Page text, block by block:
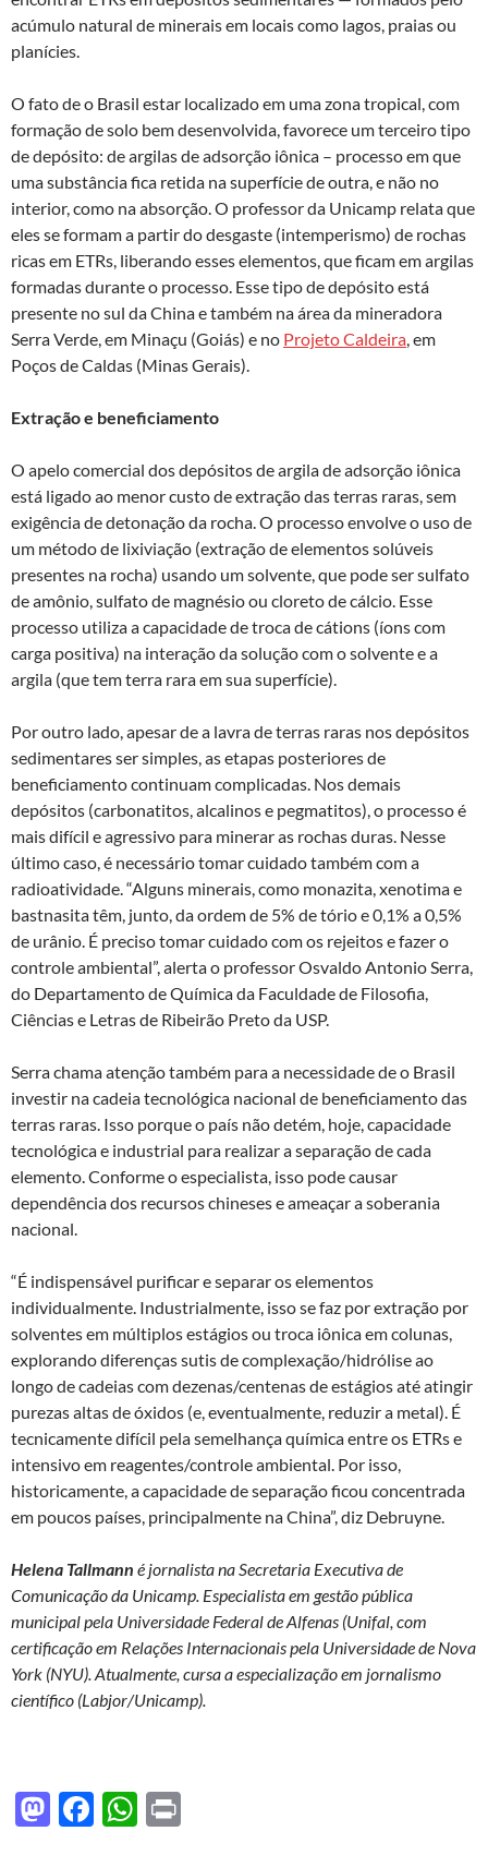
acúmulo natural de minerais em locais como lagos, praias ou
planícies.
O fato de o Brasil estar localizado em uma zona tropical, com
formação de solo bem desenvolvida, favorece um terceiro tipo
de depósito: de argilas de adsorção iônica – processo em que
uma substância fica retida na superfície de outra, e não no
interior, como na absorção. O professor da Unicamp relata que
eles se formam a partir do desgaste (intemperismo) de rochas
ricas em ETRs, liberando esses elementos, que ficam em argilas
formadas durante o processo. Esse tipo de depósito está
presente no sul da China e também na área da mineradora
Serra Verde, em Minaçu (Goiás) e no Projeto Caldeira , em
Poços de Caldas (Minas Gerais).
Extração e beneficiamento
O apelo comercial dos depósitos de argila de adsorção iônica
está ligado ao menor custo de extração das terras raras, sem
exigência de detonação da rocha. O processo envolve o uso de
um método de lixiviação (extração de elementos solúveis
presentes na rocha) usando um solvente, que pode ser sulfato
de amônio, sulfato de magnésio ou cloreto de cálcio. Esse
processo utiliza a capacidade de troca de cátions (íons com
carga positiva) na interação da solução com o solvente e a
argila (que tem terra rara em sua superfície).
Por outro lado, apesar de a lavra de terras raras nos depósitos
sedimentares ser simples, as etapas posteriores de
beneficiamento continuam complicadas. Nos demais
depósitos (carbonatitos, alcalinos e pegmatitos), o processo é
mais difícil e agressivo para minerar as rochas duras. Nesse
último caso, é necessário tomar cuidado também com a
radioatividade. “Alguns minerais, como monazita, xenotima e
bastnasita têm, junto, da ordem de 5% de tório e 0,1% a 0,5%
de urânio. É preciso tomar cuidado com os rejeitos e fazer o
controle ambiental”, alerta o professor Osvaldo Antonio Serra,
do Departamento de Química da Faculdade de Filosofia,
Ciências e Letras de Ribeirão Preto da USP.
Serra chama atenção também para a necessidade de o Brasil
investir na cadeia tecnológica nacional de beneficiamento das
terras raras. Isso porque o país não detém, hoje, capacidade
tecnológica e industrial para realizar a separação de cada
elemento. Conforme o especialista, isso pode causar
dependência dos recursos chineses e ameaçar a soberania
nacional.
“É indispensável purificar e separar os elementos
individualmente. Industrialmente, isso se faz por extração por
solventes em múltiplos estágios ou troca iônica em colunas,
explorando diferenças sutis de complexação/hidrólise ao
longo de cadeias com dezenas/centenas de estágios até atingir
purezas altas de óxidos (e, eventualmente, reduzir a metal). É
tecnicamente difícil pela semelhança química entre os ETRs e
intensivo em reagentes/controle ambiental. Por isso,
historicamente, a capacidade de separação ficou concentrada
em poucos países, principalmente na China”, diz Debruyne.
Helena Tallmann é jornalista na Secretaria Executiva de
Comunicação da Unicamp. Especialista em gestão pública
municipal pela Universidade Federal de Alfenas (Unifal, com
certificação em Relações Internacionais pela Universidade de Nova
York (NYU). Atualmente, cursa a especialização em jornalismo
científico (Labjor/Unicamp).
M F
W